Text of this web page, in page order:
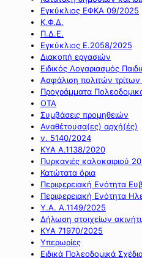
Εγκύκλιος ΕΦΚΑ 09/2025
Κ.Φ.Δ.
Π.Δ.Ε.
Εγκύκλιος Ε.2058/2025
Διακοπή εργασιών
Ειδικός Λογαριασμός
Ασφάλιση πολιτών
Προγράμματα
ΟΤΑ
Συμβάσεις προμηθειών
Αναθέτουσα(ες) αρχή(ές)
ν. 5140/2024
ΚΥΑ Α.1138/2020
Πυρκαγιές καλοκαιριού
Κατώτατα όρια
Περιφερειακή Ενότητα
Περιφερειακή Ενότητα
Υ.Α. Α.1149/2025
Δήλωση στοιχείων
ΚΥΑ 71970/2025
Υπερωρίες
Ειδικά Πολεοδομικά